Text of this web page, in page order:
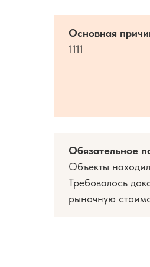
Основная
1111
Обязательное
Объекты
Требовалось
рыночную